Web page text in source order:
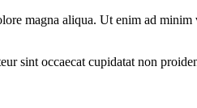
magna aliqua. Ut enim ad
sint occaecat cupidatat non